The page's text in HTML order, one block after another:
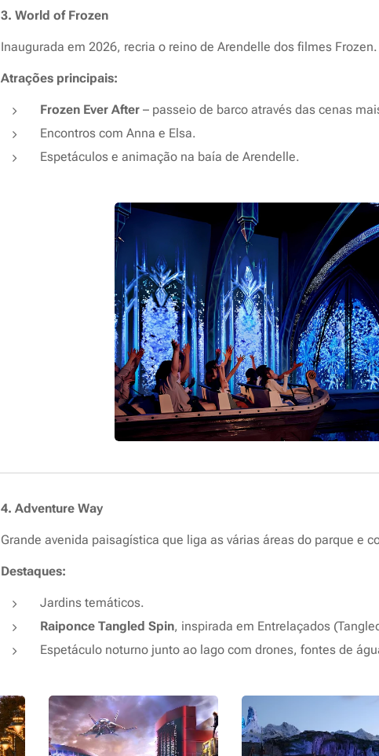
3. World of Frozen
Inaugurada em 2026, recria o reino de Arendelle dos filmes Frozen.
Atrações principais:
Frozen Ever After – passeio de barco através das cenas
Encontros com Anna e Elsa.
Espetáculos e animação na baía de Arendelle.
4. Adventure Way
Grande avenida paisagística que liga as várias áreas do parque e
Destaques:
Jardins temáticos.
Raiponce Tangled Spin, inspirada em Entrelaçados
Espetáculo noturno junto ao lago com drones, fontes de